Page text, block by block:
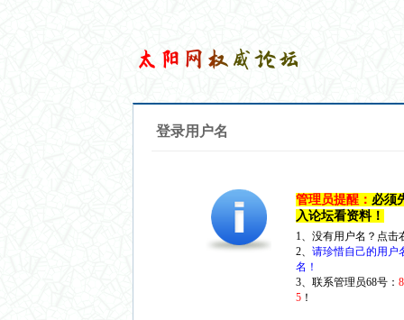
登录用户名
管理员提醒： 必须
入论坛看资料！
1、没有用户名？点
2、 请珍惜自己的用户
名！
3、联系管理员68号：
5 ！